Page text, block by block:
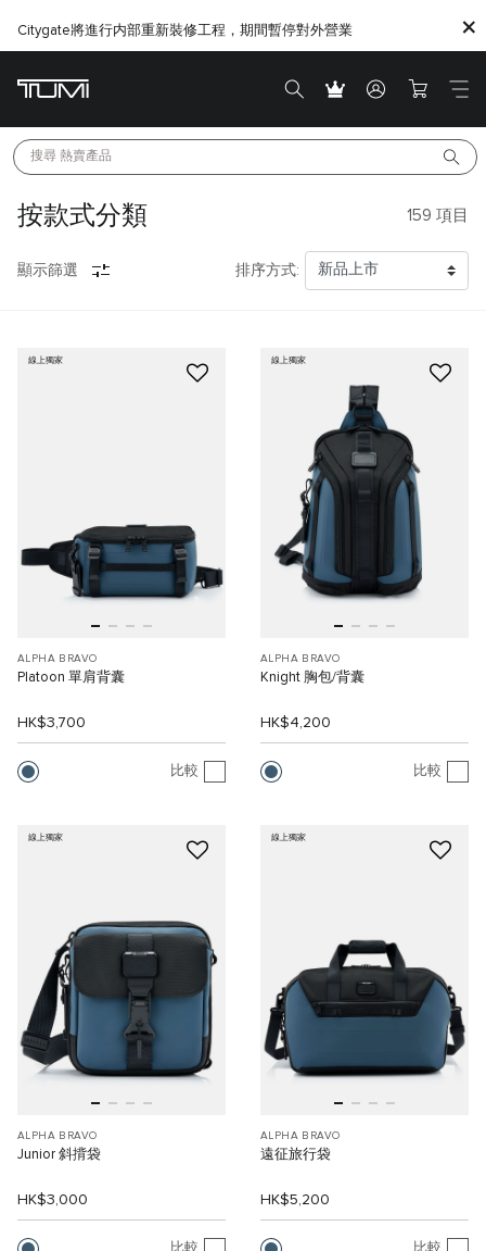
Citygate將進行内部重新裝修工程，期間暫停對外營業
搜尋 熱賣產品
按款式分類 159 項目
顯示篩選 排序方式:
線上獨家
ALPHA BRAVO
Platoon 單肩背囊
HK$3,700
比較
線上獨家
ALPHA BRAVO
Knight 胸包/背囊
HK$4,200
比較
線上獨家
ALPHA BRAVO
Junior 斜揹袋
HK$3,000
線上獨家
ALPHA BRAVO
遠征旅行袋
HK$5,200